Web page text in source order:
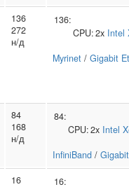
136
272
н/д
136:
CPU:2x Intel
Myrinet / Gigabit
84
168
н/д
84:
CPU:2x Intel
InfiniBand /
16
16: